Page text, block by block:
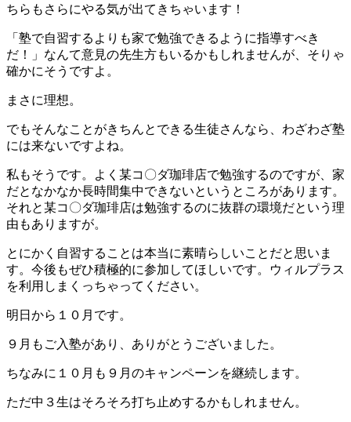
ちらもさらにやる気が出てきちゃいます！
「塾で自習するよりも家で勉強できるように指導すべき
だ！」なんて意見の先生方もいるかもしれませんが、そりゃ
確かにそうですよ。
まさに理想。
でもそんなことがきちんとできる生徒さんなら、わざわざ塾
には来ないですよね。
私もそうです。よく某コ〇ダ珈琲店で勉強するのですが、家
だとなかなか長時間集中できないというところがあります。
それと某コ〇ダ珈琲店は勉強するのに抜群の環境だという理
由もありますが。
とにかく自習することは本当に素晴らしいことだと思いま
す。今後もぜひ積極的に参加してほしいです。ウィルプラス
を利用しまくっちゃってください。
明日から１０月です。
９月もご入塾があり、ありがとうございました。
ちなみに１０月も９月のキャンペーンを継続します。
ただ中３生はそろそろ打ち止めするかもしれません。